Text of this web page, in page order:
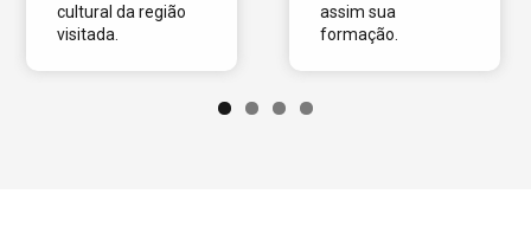
cultural da região
visitada.
assim sua
formação.